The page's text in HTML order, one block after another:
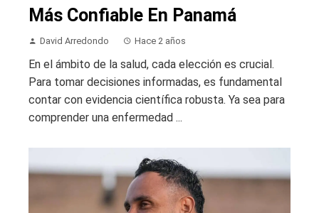
Más Confiable En Panamá
David Arredondo Hace 2 años
En el ámbito de la salud, cada elección es crucial.
Para tomar decisiones informadas, es fundamental
contar con evidencia científica robusta. Ya sea para
comprender una enfermedad ...